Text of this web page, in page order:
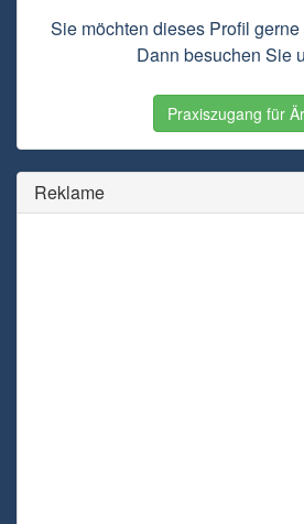
Sie möchten dieses Profil
Dann besuchen Sie
Praxiszugang für
Reklame